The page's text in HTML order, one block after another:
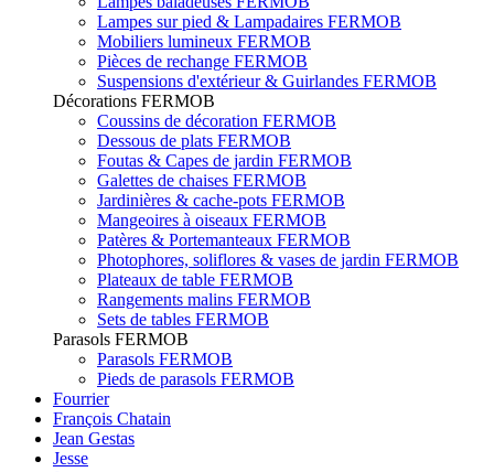
Lampes sur pied & Lampadaires FERMOB
Mobiliers lumineux FERMOB
Pièces de rechange FERMOB
Suspensions d'extérieur & Guirlandes FERMOB
Décorations FERMOB
Coussins de décoration FERMOB
Dessous de plats FERMOB
Foutas & Capes de jardin FERMOB
Galettes de chaises FERMOB
Jardinières & cache-pots FERMOB
Mangeoires à oiseaux FERMOB
Patères & Portemanteaux FERMOB
Photophores, soliflores & vases de jardin FERMOB
Plateaux de table FERMOB
Rangements malins FERMOB
Sets de tables FERMOB
Parasols FERMOB
Parasols FERMOB
Pieds de parasols FERMOB
Fourrier
François Chatain
Jean Gestas
Jesse